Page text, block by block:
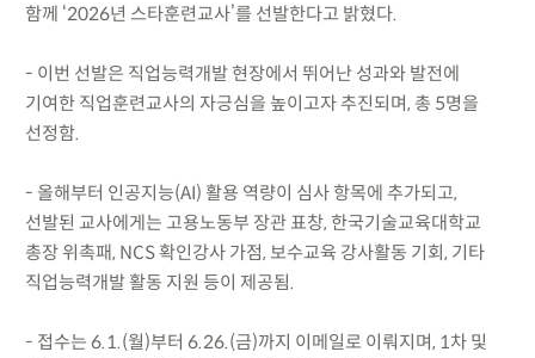
함께 ‘2026년 스타훈련교사’를 선발한다고 밝혔다.
- 이번 선발은 직업능력개발 현장에서 뛰어난 성과와 발전에
기여한 직업훈련교사의 자긍심을 높이고자 추진되며, 총 5명을
선정함.
- 올해부터 인공지능(AI) 활용 역량이 심사 항목에 추가되고,
선발된 교사에게는 고용노동부 장관 표창, 한국기술교육대학교
총장 위촉패, NCS 확인강사 가점, 보수교육 강사활동 기회, 기타
직업능력개발 활동 지원 등이 제공됨.
- 접수는 6.1.(월)부터 6.26.(금)까지 이메일로 이뤄지며, 1차 및